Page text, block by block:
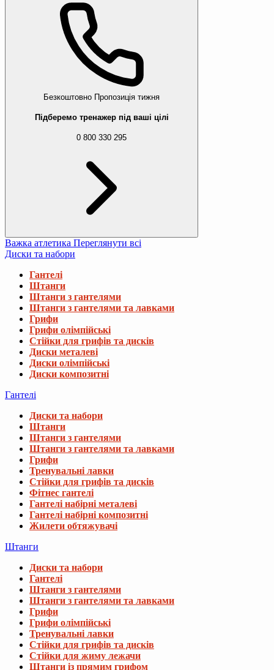
Безкоштовно Пропозиція тижня
Підберемо тренажер під ваші цілі
0 800 330 295
Важка атлетика Переглянути всі
Диски та набори
Гантелі
Штанги
Штанги з гантелями
Штанги з гантелями та лавками
Грифи
Грифи олімпійські
Стійки для грифів та дисків
Диски металеві
Диски олімпійські
Диски композитні
Гантелі
Диски та набори
Штанги
Штанги з гантелями
Штанги з гантелями та лавками
Грифи
Тренувальні лавки
Стійки для грифів та дисків
Фітнес гантелі
Гантелі набірні металеві
Гантелі набірні композитні
Жилети обтяжувачі
Штанги
Диски та набори
Гантелі
Штанги з гантелями
Штанги з гантелями та лавками
Грифи
Грифи олімпійські
Тренувальні лавки
Стійки для грифів та дисків
Стійки для жиму лежачи
Штанги із прямим грифом